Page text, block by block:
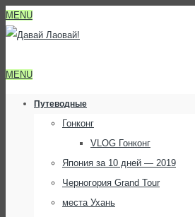
MENU
MENU
Путеводные
Гонконг
VLOG Гонконг
Япония за 10 дней — 2019
Черногория Grand Tour
места Ухань